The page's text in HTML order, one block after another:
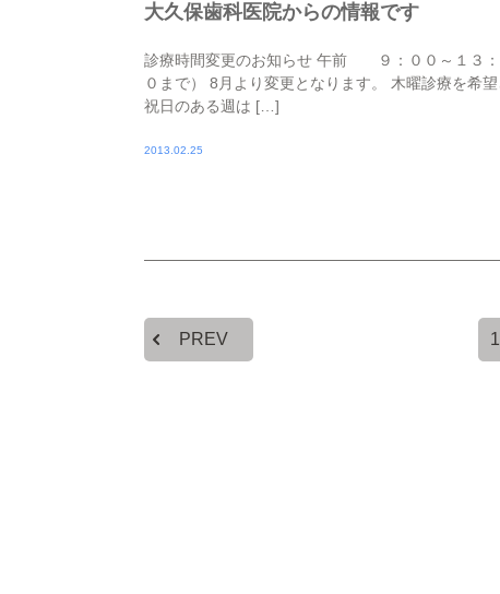
大久保歯科医院からの情報です
診療時間変更のお知らせ 午前 ９：００～１３
０まで） 8月より変更となります。 木曜診療を希
祝日のある週は […]
2013.02.25
PREV 1